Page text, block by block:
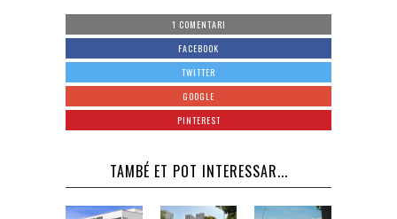
1 COMENTARI
FACEBOOK
TWITTER
GOOGLE
PINTEREST
TAMBÉ ET POT INTERESSAR...